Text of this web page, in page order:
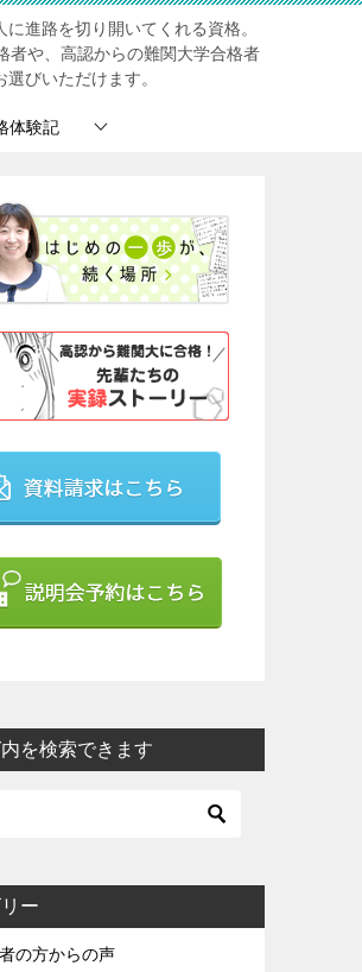
進路を切り開いてくれる資格。
者や、高認からの難関大学合格者
びいただけます。
体験記
を検索できます
ー
の方からの声